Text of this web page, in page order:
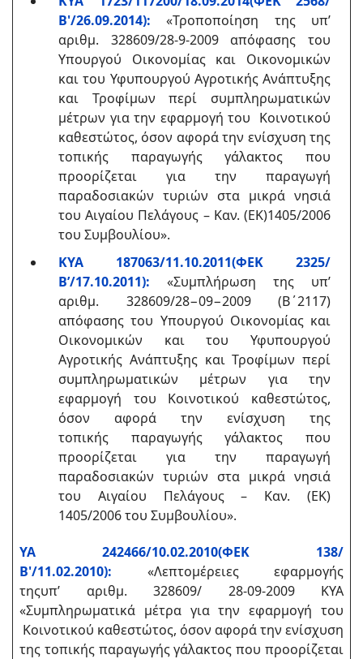
Β'/26.09.2014): «Τροποποίηση της υπ’
αριθμ. 328609/28-9-2009 απόφασης του
Υπουργού Οικονομίας και Οικονομικών
και του Υφυπουργού Αγροτικής Ανάπτυξης
και Τροφίμων περί συμπληρωματικών
μέτρων για την εφαρμογή του Κοινοτικού
καθεστώτος, όσον αφορά την ενίσχυση της
τοπικής παραγωγής γάλακτος που
προορίζεται για την παραγωγή
παραδοσιακών τυριών στα μικρά νησιά
του Αιγαίου Πελάγους – Καν. (ΕΚ)1405/2006
του Συμβουλίου».
ΚΥΑ 187063/11.10.2011(ΦΕΚ 2325/
Β’/17.10.2011):
«Συμπλήρωση της υπ’
αριθμ. 328609/28−09−2009 (Β΄2117)
απόφασης του Υπουργού Οικονομίας και
Οικονομικών και του Υφυπουργού
Αγροτικής Ανάπτυξης και Τροφίμων περί
συμπληρωματικών μέτρων για την
εφαρμογή του Κοινοτικού καθεστώτος,
όσον αφορά την ενίσχυση της
τοπικής παραγωγής γάλακτος που
προορίζεται για την παραγωγή
παραδοσιακών τυριών στα μικρά νησιά
του Αιγαίου Πελάγους – Καν. (ΕΚ)
1405/2006 του Συμβουλίου».
ΥΑ 242466/10.02.2010(ΦΕΚ 138/
Β'/11.02.2010): «Λεπτομέρειες εφαρμογής
τηςυπ’ αριθμ. 328609/ 28-09-2009 ΚΥΑ
«Συμπληρωματικά μέτρα για την εφαρμογή του
Κοινοτικού καθεστώτος, όσον αφορά την ενίσχυση
της τοπικής παραγωγής γάλακτος που προορίζεται